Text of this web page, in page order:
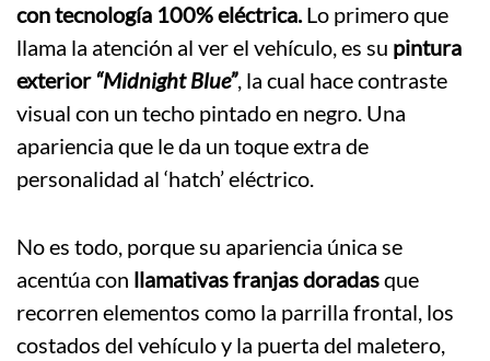
con tecnología 100% eléctrica.Lo primero que
llama la atención al ver el vehículo, es su pintura
exterior “Midnight Blue”, la cual hace contraste
visual con un techo pintado en negro. Una
apariencia que le da un toque extra de
personalidad al ‘hatch’ eléctrico.
No es todo, porque su apariencia única se
acentúa con llamativas franjas doradasque
recorren elementos como la parrilla frontal, los
costados del vehículo y la puerta del maletero,